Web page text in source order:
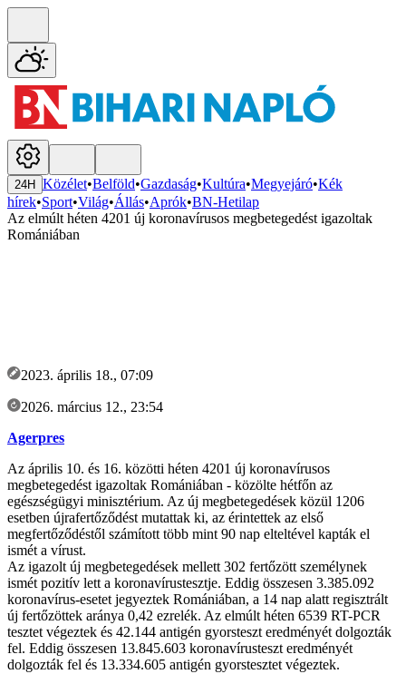
24H Közélet•Belföld•Gazdaság•Kultúra•Megyejáró•Kék
hírek•Sport•Világ•Állás•Aprók•BN-Hetilap
Az elmúlt héten 4201 új koronavírusos megbetegedést igazoltak
Romániában
2023. április 18., 07:09
2026. március 12., 23:54
Agerpres
Az április 10. és 16. közötti héten 4201 új koronavírusos
megbetegedést igazoltak Romániában - közölte hétfőn az
egészségügyi minisztérium. Az új megbetegedések közül 1206
esetben újrafertőződést mutattak ki, az érintettek az első
megfertőződéstől számított több mint 90 nap elteltével kapták el
ismét a vírust.
Az igazolt új megbetegedések mellett 302 fertőzött személynek
ismét pozitív lett a koronavírustesztje. Eddig összesen 3.385.092
koronavírus-esetet jegyeztek Romániában, a 14 nap alatt regisztrált
új fertőzöttek aránya 0,42 ezrelék. Az elmúlt héten 6539 RT-PCR
tesztet végeztek és 42.144 antigén gyorsteszt eredményét dolgozták
fel. Eddig összesen 13.845.603 koronavírusteszt eredményét
dolgozták fel és 13.334.605 antigén gyorstesztet végeztek.